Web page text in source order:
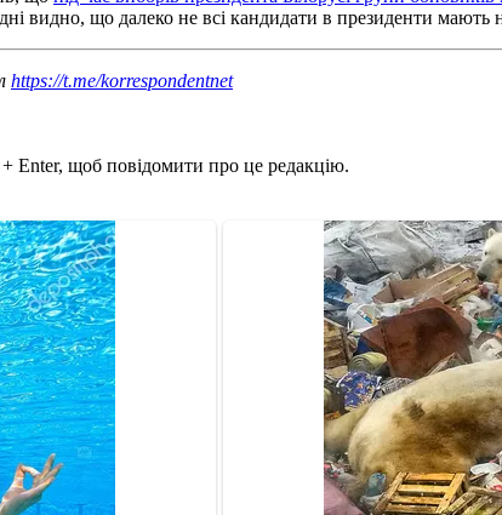
видно, що далеко не всі кандидати в президенти
https://t.me/korrespondentnet
Enter, щоб повідомити про це редакцію.